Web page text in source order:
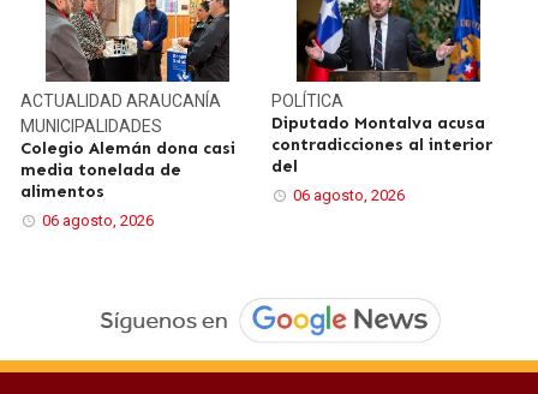
ACTUALIDADARAUCANÍA
MUNICIPALIDADES
Colegio Alemán dona casi
media tonelada de
alimentos
06 agosto, 2026
POLÍTICA
Diputado Montalva acusa
contradicciones al interior
del
06 agosto, 2026